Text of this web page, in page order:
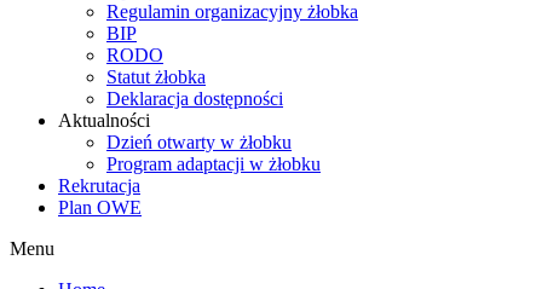
Regulamin organizacyjny żłobka
BIP
RODO
Statut żłobka
Deklaracja dostępności
Aktualności
Dzień otwarty w żłobku
Program adaptacji w żłobku
Rekrutacja
Plan OWE
Menu